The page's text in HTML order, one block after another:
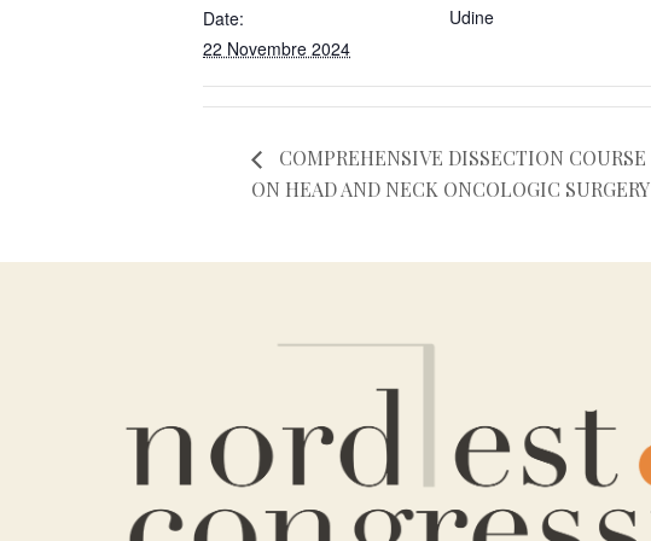
Date:
22 Novembre 2024
Udine
COMPREHENSIVE DISSECTION COURSE
ON HEAD AND NECK ONCOLOGIC SURGERY